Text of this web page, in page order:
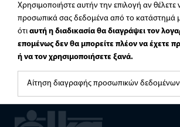
Χρησιμοποιήστε αυτήν την επιλογή αν
προσωπικά σας δεδομένα από το κατάστημά
ότι αυτή η διαδικασία θα διαγράψει τον
επομένως δεν θα μπορείτε πλέον να έχετε
ή να τον χρησιμοποιήσετε ξανά.
Αίτηση διαγραφής προσωπικών δεδομένων